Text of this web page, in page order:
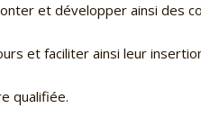
et développer ainsi des
et faciliter ainsi leur
qualifiée.